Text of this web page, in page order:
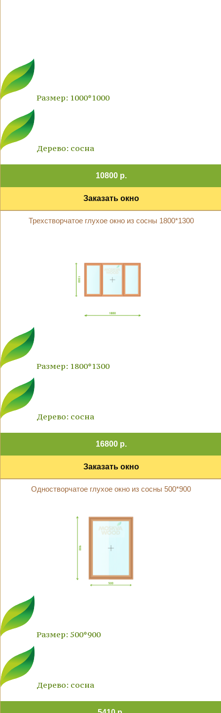
Размер: 1000*1000
Дерево: сосна
10800 р.
Заказать окно
Трехстворчатое глухое окно из сосны 1800*1300
Размер: 1800*1300
Дерево: сосна
16800 р.
Заказать окно
Одностворчатое глухое окно из сосны 500*900
Размер: 500*900
Дерево: сосна